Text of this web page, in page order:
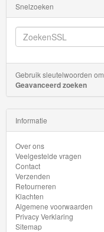
Snelzoeken
Gebruik sleutelwoorden
Geavanceerd zoeken
Informatie
Over ons
Veelgestelde vragen
Contact
Verzenden
Retourneren
Klachten
Algemene voorwaarden
Privacy Verklaring
Sitemap